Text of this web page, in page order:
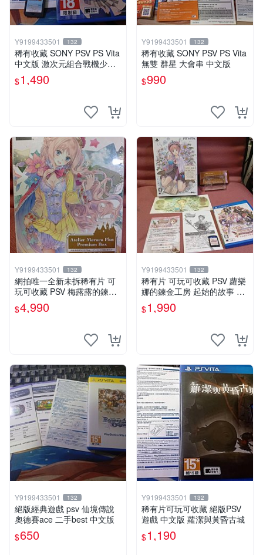
Y9199433501 132
稀有收藏 SONY PSV PS Vita
中文版 激次元組合戰機少女V
S殭屍軍團 中文亞版
$1,490
Y9199433501 132
稀有收藏 SONY PSV PS Vita
無雙 群星 大會串 中文版
$990
Y9199433501 132
網拍唯一全新未拆稀有片 可
玩可收藏 PSV 梅露露的鍊金
工房 亞蘭德之鍊金術士3 限
定版
$4,990
Y9199433501 132
稀有片 可玩可收藏 PSV 蘿樂
娜的鍊金工房 起始的故事 亞
蘭德之鍊金術士 限定版
$1,990
Y9199433501 132
絕版經典遊戲 psv 仙境傳說
奧德賽ace 二手best 中文版
$650
Y9199433501 132
稀有片可玩可收藏 絕版PSV
遊戲 中文版 蘿潔與黃昏古城
$1,190